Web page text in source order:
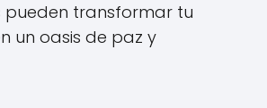
pueden transformar tu
un oasis de paz y